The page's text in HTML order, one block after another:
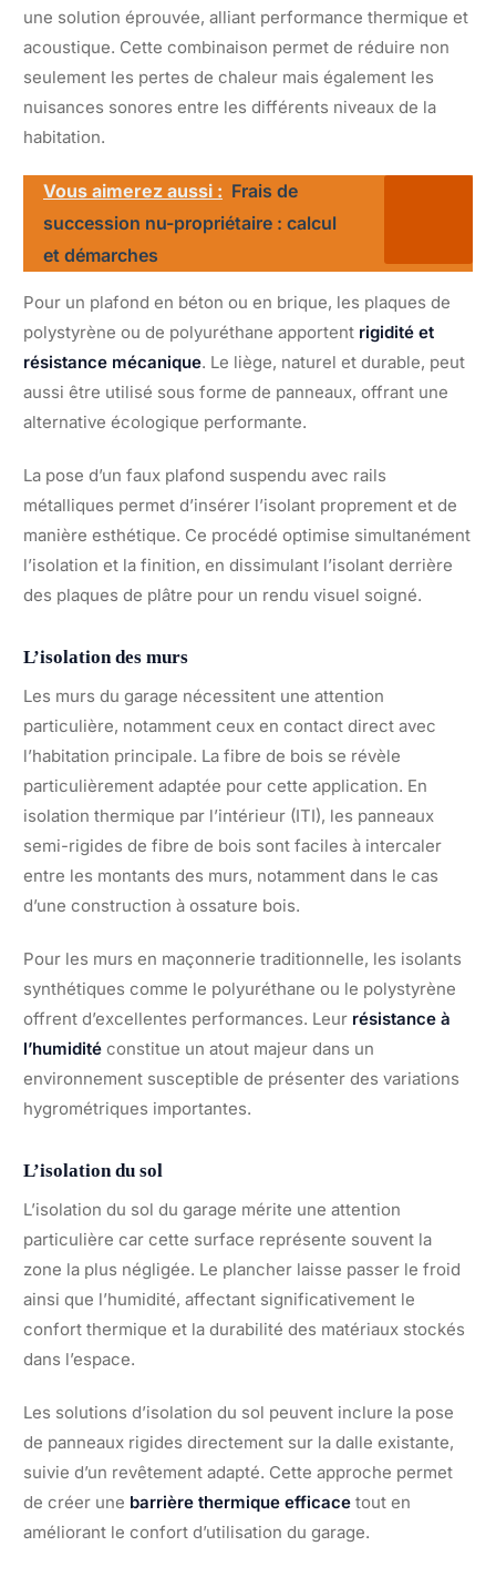
une solution éprouvée, alliant performance thermique et
acoustique. Cette combinaison permet de réduire non
seulement les pertes de chaleur mais également les
nuisances sonores entre les différents niveaux de la
habitation.
Vous aimerez aussi : Frais de
succession nu-propriétaire : calcul
et démarches
Pour un plafond en béton ou en brique, les plaques de
polystyrène ou de polyuréthane apportent rigidité et
résistance mécanique. Le liège, naturel et durable, peut
aussi être utilisé sous forme de panneaux, offrant une
alternative écologique performante.
La pose d’un faux plafond suspendu avec rails
métalliques permet d’insérer l’isolant proprement et de
manière esthétique. Ce procédé optimise simultanément
l’isolation et la finition, en dissimulant l’isolant derrière
des plaques de plâtre pour un rendu visuel soigné.
L’isolation des murs
Les murs du garage nécessitent une attention
particulière, notamment ceux en contact direct avec
l’habitation principale. La fibre de bois se révèle
particulièrement adaptée pour cette application. En
isolation thermique par l’intérieur (ITI), les panneaux
semi-rigides de fibre de bois sont faciles à intercaler
entre les montants des murs, notamment dans le cas
d’une construction à ossature bois.
Pour les murs en maçonnerie traditionnelle, les isolants
synthétiques comme le polyuréthane ou le polystyrène
offrent d’excellentes performances. Leur résistance à
l’humidité constitue un atout majeur dans un
environnement susceptible de présenter des variations
hygrométriques importantes.
L’isolation du sol
L’isolation du sol du garage mérite une attention
particulière car cette surface représente souvent la
zone la plus négligée. Le plancher laisse passer le froid
ainsi que l’humidité, affectant significativement le
confort thermique et la durabilité des matériaux stockés
dans l’espace.
Les solutions d’isolation du sol peuvent inclure la pose
de panneaux rigides directement sur la dalle existante,
suivie d’un revêtement adapté. Cette approche permet
de créer une barrière thermique efficace tout en
améliorant le confort d’utilisation du garage.